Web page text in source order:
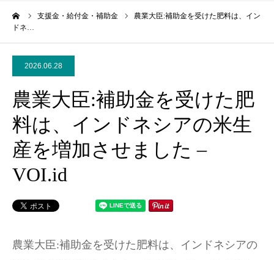
支援金・給付金・補助金
農業大臣:補助金を受けた肥料は、イン
ドネ…
2026.06.28
農業大臣:補助金を受けた肥
料は、インドネシアの米生
産を増加させました –
VOI.id
農業大臣:補助金を受けた肥料は、インドネシアの